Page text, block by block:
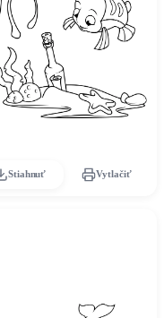
Stiahnuť Vytlačiť